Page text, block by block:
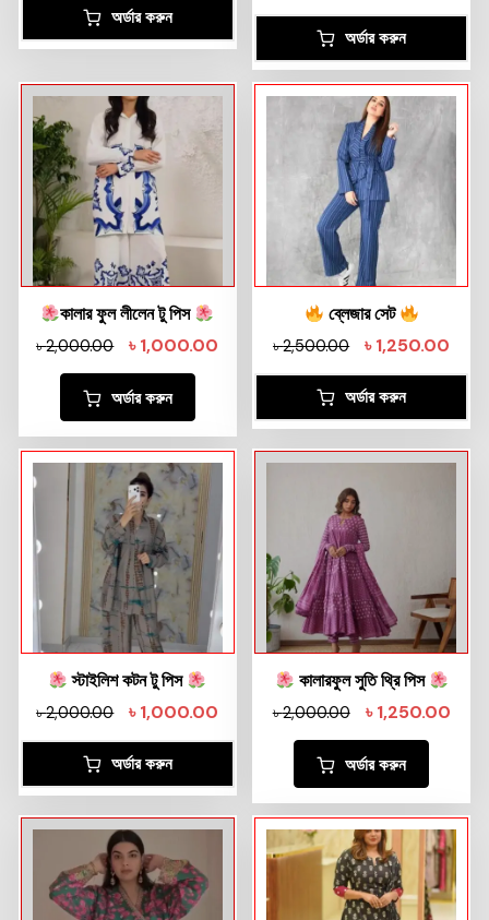
অর্ডার করুন
অর্ডার করুন
কালার ফুল লীলেন টু পিস
৳2,000.00 ৳1,000.00
অর্ডার করুন
ব্লেজার সেট
৳2,500.00 ৳1,250.00
অর্ডার করুন
স্টাইলিশ কটন টু পিস
৳2,000.00 ৳1,000.00
অর্ডার করুন
কালারফুল সুতি থ্রি পিস
৳2,000.00 ৳1,250.00
অর্ডার করুন